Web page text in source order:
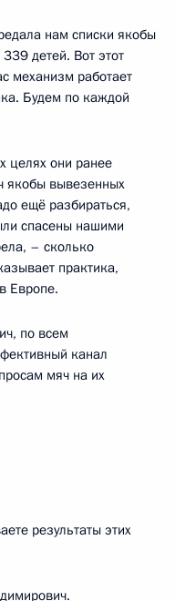
нам списки якобы
детей. Вот этот
механизм работает
Будем по каждой
целях они ранее
якобы вывезенных
ещё разбираться,
спасены нашими
– сколько
практика,
Европе.
по всем
канал
мяч на их
результаты этих